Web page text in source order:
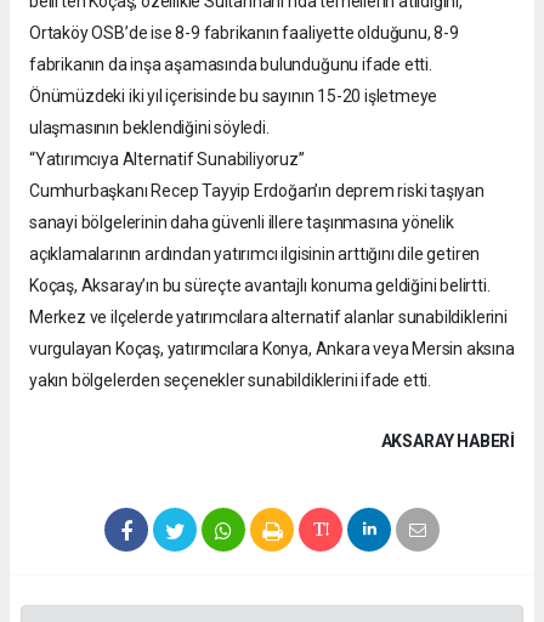
Ortaköy OSB’de ise 8-9 fabrikanın faaliyette olduğunu, 8-9
fabrikanın da inşa aşamasında bulunduğunu ifade etti.
Önümüzdeki iki yıl içerisinde bu sayının 15-20 işletmeye
ulaşmasının beklendiğini söyledi.
“Yatırımcıya Alternatif Sunabiliyoruz”
Cumhurbaşkanı Recep Tayyip Erdoğan’ın deprem riski taşıyan
sanayi bölgelerinin daha güvenli illere taşınmasına yönelik
açıklamalarının ardından yatırımcı ilgisinin arttığını dile getiren
Koçaş, Aksaray’ın bu süreçte avantajlı konuma geldiğini belirtti.
Merkez ve ilçelerde yatırımcılara alternatif alanlar sunabildiklerini
vurgulayan Koçaş, yatırımcılara Konya, Ankara veya Mersin aksına
yakın bölgelerden seçenekler sunabildiklerini ifade etti.
AKSARAY HABERİ